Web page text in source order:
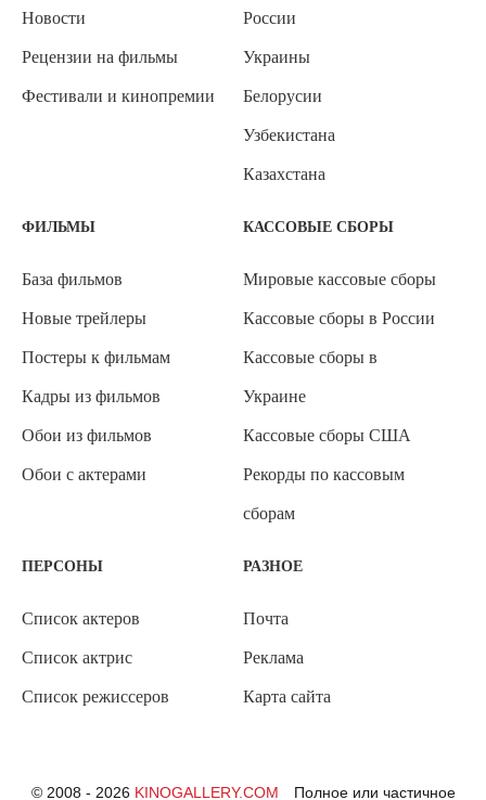
Новости
Рецензии на фильмы
Фестивали и кинопремии
России
Украины
Белорусии
Узбекистана
Казахстана
ФИЛЬМЫ
База фильмов
Новые трейлеры
Постеры к фильмам
Кадры из фильмов
Обои из фильмов
Обои с актерами
КАССОВЫЕ СБОРЫ
Мировые кассовые сборы
Кассовые сборы в России
Кассовые сборы в
Украине
Кассовые сборы США
Рекорды по кассовым
сборам
ПЕРСОНЫ
Список актеров
Список актрис
Список режиссеров
РАЗНОЕ
Почта
Реклама
Карта сайта
© 2008 - 2026 KINOGALLERY.COM Полное или частичное